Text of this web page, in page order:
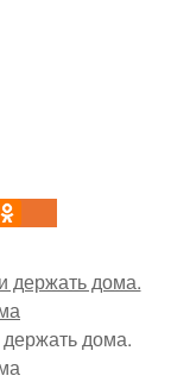
дома.